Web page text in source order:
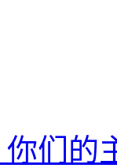
你们